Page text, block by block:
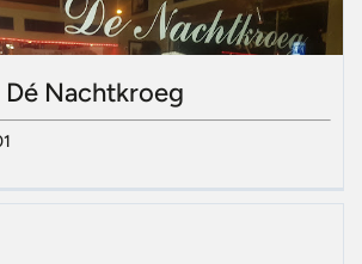
Dé Nachtkroeg